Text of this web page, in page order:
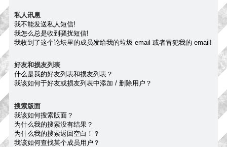
私人讯息
我不能发送私人短信!
我怎么总是收到骚扰短信!
我收到了这个论坛里的成员发给我的垃圾 email 或者冒犯我的 email!
好友和损友列表
什么是我的好友列表和损友列表？
我该如何于好友或损友列表中添加 / 删除用户？
搜索版面
我该如何搜索版面？
为什么我的搜索没有结果？
为什么我的搜索返回空白！？
我该如何查找某个成员用户？